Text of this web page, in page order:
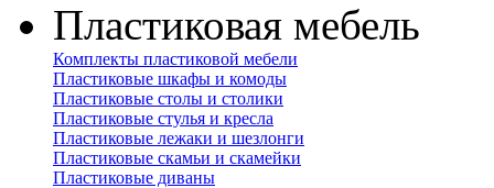
Пластиковая мебель
Комплекты пластиковой мебели
Пластиковые шкафы и комоды
Пластиковые столы и столики
Пластиковые стулья и кресла
Пластиковые лежаки и шезлонги
Пластиковые скамьи и скамейки
Пластиковые диваны